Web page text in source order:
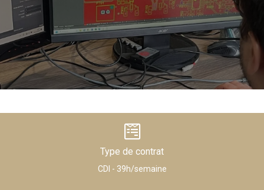
Type de contrat
CDI - 39h/semaine